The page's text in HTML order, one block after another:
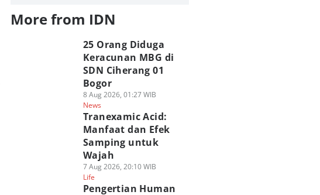
More from IDN
25 Orang Diduga
Keracunan MBG di
SDN Ciherang 01
Bogor
8 Aug 2026, 01:27 WIB
News
Tranexamic Acid:
Manfaat dan Efek
Samping untuk
Wajah
7 Aug 2026, 20:10 WIB
Life
Pengertian Human